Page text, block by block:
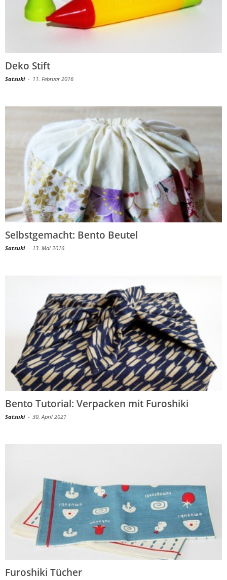
Deko Stift
Satsuki - 11. Februar 2016
Selbstgemacht: Bento Beutel
Satsuki - 13. Mai 2016
Bento Tutorial: Verpacken mit Furoshiki
Satsuki - 30. April 2021
Furoshiki Tücher